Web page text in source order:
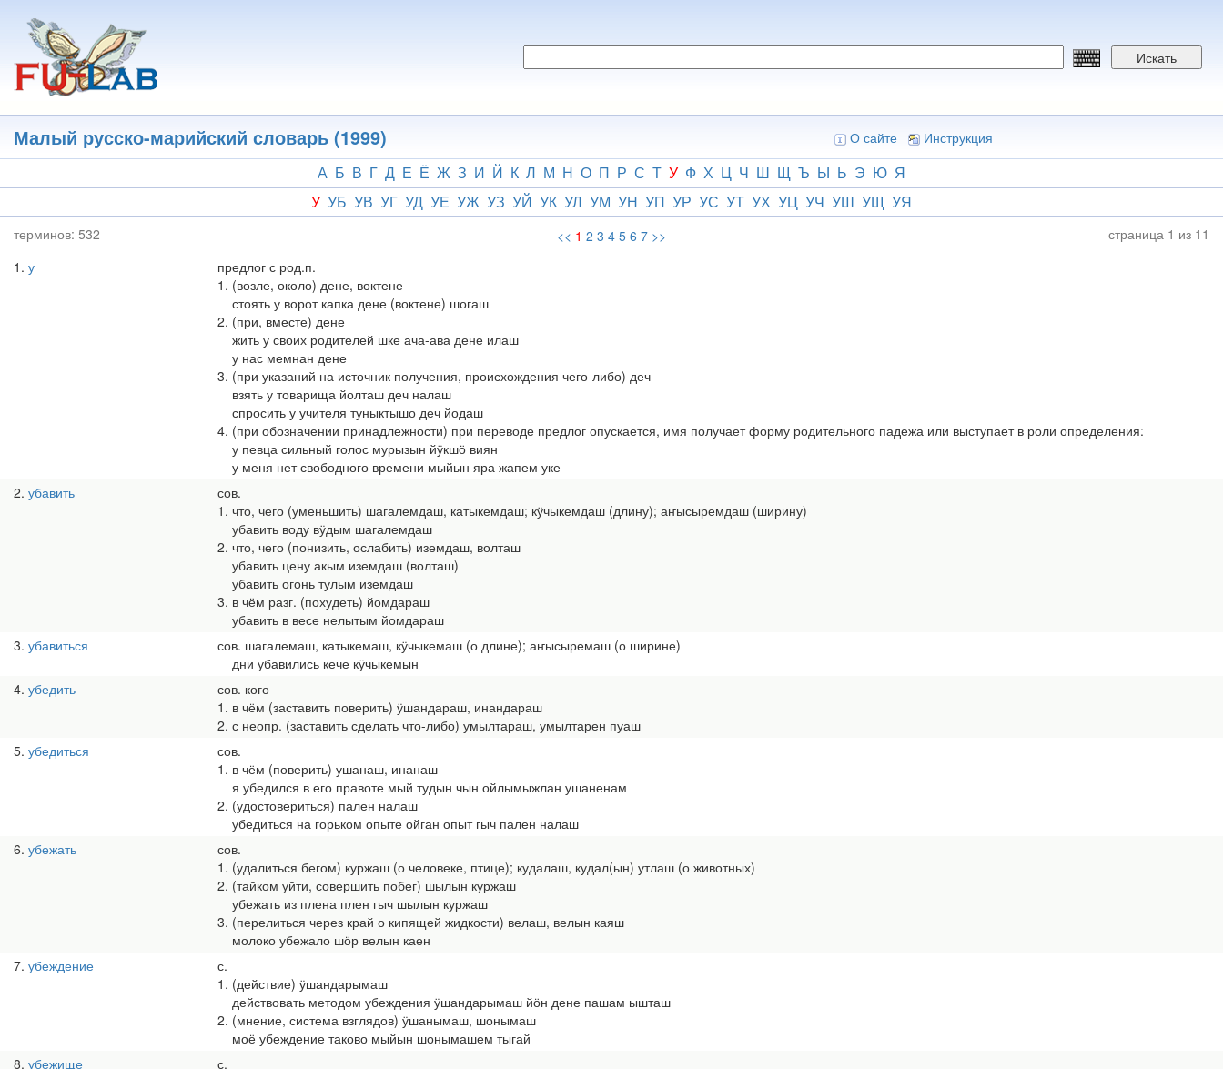
основному
содержанию
Искать
Малый русско-марийский словарь (1999) О сайте Инструкция
А Б В Г Д Е Ё Ж З И Й К Л М Н О П Р С Т У Ф Х Ц Ч Ш Щ Ъ Ы Ь Э Ю Я
У УБ УВ УГ УД УЕ УЖ УЗ УЙ УК УЛ УМ УН УП УР УС УТ УХ УЦ УЧ УШ УЩ УЯ
терминов: 532 << 1 2 3 4 5 6 7 >>
страница 1 из 11
1 у
предлог с род.п.
1. (возле, около) дене, воктене
стоять у ворот капка дене (воктене) шогаш
2. (при, вместе) дене
жить у своих родителей шке ача-ава дене илаш
у нас мемнан дене
3. (при указаний на источник получения, происхождения чего-либо) деч
взять у товарища йолташ деч налаш
спросить у учителя туныктышо деч йодаш
4. (при обозначении принадлежности) при переводе предлог опускается, имя получает форму родительного падежа или выступает в роли определения:
у певца сильный голос мурызын йӱкшӧ виян
у меня нет свободного времени мыйын яра жапем уке
2 убавить
сов.
1. что, чего (уменьшить) шагалемдаш, катыкемдаш; кӱчыкемдаш (длину); аҥысыремдаш (ширину)
убавить воду вӱдым шагалемдаш
2. что, чего (понизить, ослабить) иземдаш, волташ
убавить цену акым иземдаш (волташ)
убавить огонь тулым иземдаш
3. в чём разг. (похудеть) йомдараш
убавить в весе нелытым йомдараш
3 убавиться
сов. шагалемаш, катыкемаш, кӱчыкемаш (о длине); аҥысыремаш (о ширине)
дни убавились кече кӱчыкемын
4 убедить
сов. кого
1. в чём (заставить поверить) ӱшандараш, инандараш
2. с неопр. (заставить сделать что-либо) умылтараш, умылтарен пуаш
5 убедиться
сов.
1. в чём (поверить) ушанаш, инанаш
я убедился в его правоте мый тудын чын ойлымыжлан ушаненам
2. (удостовериться) пален налаш
убедиться на горьком опыте ойган опыт гыч пален налаш
6 убежать
сов.
1. (удалиться бегом) куржаш (о человеке, птице); кудалаш, кудал(ын) утлаш (о животных)
2. (тайком уйти, совершить побег) шылын куржаш
убежать из плена плен гыч шылын куржаш
3. (перелиться через край о кипящей жидкости) велаш, велын каяш
молоко убежало шӧр велын каен
7 убеждение
с.
1. (действие) ӱшандарымаш
действовать методом убеждения ӱшандарымаш йӧн дене пашам ышташ
2. (мнение, система взглядов) ӱшанымаш, шонымаш
моё убеждение таково мыйын шонымашем тыгай
8 убежище
с.